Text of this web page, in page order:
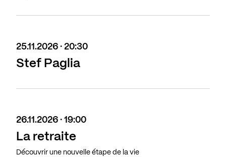
25.11.2026 · 20:30
Stef Paglia
26.11.2026 · 19:00
La retraite
Découvrir une nouvelle étape de la vie